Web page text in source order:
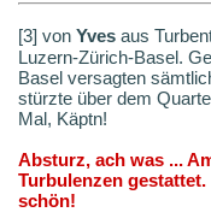
[3] von Yves aus
Luzern-Zürich-Basel.
Basel versagten
stürzte über dem
Mal, Käptn!
Absturz, ach was ...
Turbulenzen
schön!